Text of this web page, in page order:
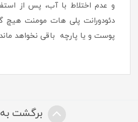
و عدم اختلاط با آب، پس از
دئودورانت پلی هات مومنت هیچ
پوست و یا پارچه باقی نخواهد
برگشت به